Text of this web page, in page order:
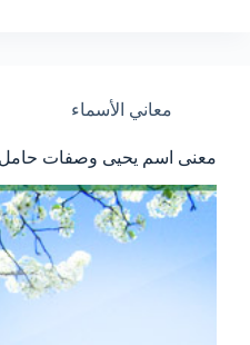
معاني الأسماء
معنى اسم يحيى وصفات حامل